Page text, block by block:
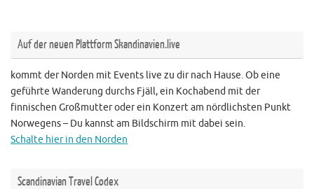
Auf der neuen Plattform Skandinavien.live
kommt der Norden mit Events live zu dir nach Hause. Ob eine
geführte Wanderung durchs Fjäll, ein Kochabend mit der
finnischen Großmutter oder ein Konzert am nördlichsten Punkt
Norwegens – Du kannst am Bildschirm mit dabei sein.
Schalte hier in den Norden
Scandinavian Travel Codex